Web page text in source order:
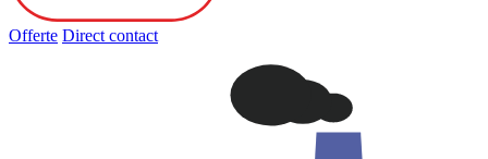
Offerte Direct contact